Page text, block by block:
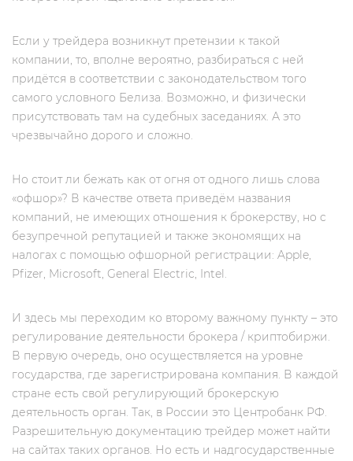
Если у трейдера возникнут претензии к такой
компании, то, вполне вероятно, разбираться с ней
придётся в соответствии с законодательством того
самого условного Белиза. Возможно, и физически
присутствовать там на судебных заседаниях. А это
чрезвычайно дорого и сложно.
Но стоит ли бежать как от огня от одного лишь слова
«офшор»? В качестве ответа приведём названия
компаний, не имеющих отношения к брокерству, но c
безупречной репутацией и также экономящих на
налогах с помощью офшорной регистрации: Apple,
Pfizer, Microsoft, General Electric, Intel.
И здесь мы переходим ко второму важному пункту – это
регулирование деятельности брокера / криптобиржи.
В первую очередь, оно осуществляется на уровне
государства, где зарегистрирована компания. В каждой
стране есть свой регулирующий брокерскую
деятельность орган. Так, в России это Центробанк РФ.
Разрешительную документацию трейдер может найти
на сайтах таких органов. Но есть и надгосударственные